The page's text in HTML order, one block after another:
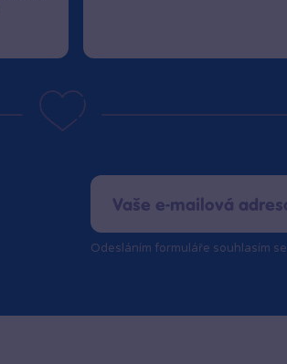
Odesláním formuláře souhlasím se